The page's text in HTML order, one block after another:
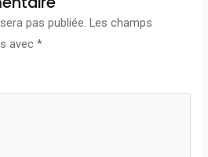
pas publiée. Les champs
avec*